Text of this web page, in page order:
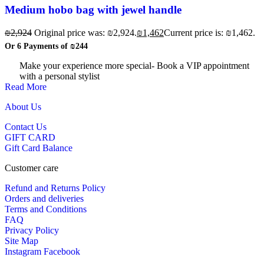
Medium hobo bag with jewel handle
₪2,924 Original price was: ₪2,924.₪1,462Current price is: ₪1,462.
Or 6 Payments of ₪244
Make your experience more special- Book a VIP appointment
with a personal stylist
Read More
About Us
Contact Us
GIFT CARD
Gift Card Balance
Customer care
Refund and Returns Policy
Orders and deliveries
Terms and Conditions
FAQ
Privacy Policy
Site Map
Instagram Facebook